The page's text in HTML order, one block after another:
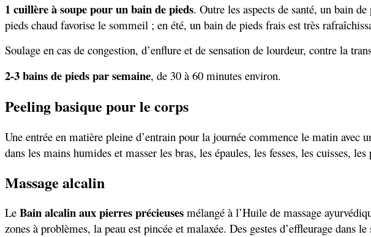
1 cuillère à soupe pour un bain de pieds. Outre les aspects de santé, un bain
pieds chaud favorise le sommeil ; en été, un bain de pieds frais est très
Soulage en cas de congestion, d’enflure et de sensation de lourdeur, contre la
2-3 bains de pieds par semaine, de 30 à 60 minutes environ.
Peeling basique pour le corps
Une entrée en matière pleine d’entrain pour la journée commence le matin avec
dans les mains humides et masser les bras, les épaules, les fesses, les cuisses,
Massage alcalin
Le Bain alcalin aux pierres précieuses mélangé à l’Huile de massage
zones à problèmes, la peau est pincée et malaxée. Des gestes d’effleurage dans